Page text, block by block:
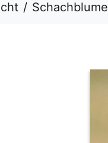
Schachblume